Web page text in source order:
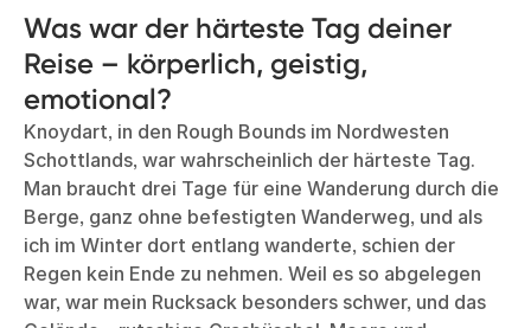
Was war der härteste Tag deiner
Reise – körperlich, geistig,
emotional?
Knoydart, in den Rough Bounds im Nordwesten
Schottlands, war wahrscheinlich der härteste Tag.
Man braucht drei Tage für eine Wanderung durch die
Berge, ganz ohne befestigten Wanderweg, und als
ich im Winter dort entlang wanderte, schien der
Regen kein Ende zu nehmen. Weil es so abgelegen
war, war mein Rucksack besonders schwer, und das